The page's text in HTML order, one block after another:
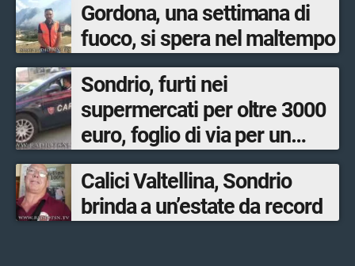
Gordona, una settimana di
fuoco, si spera nel maltempo
Sondrio, furti nei
supermercati per oltre 3000
euro, foglio di via per un
ventinovenne
Calici Valtellina, Sondrio
brinda a un’estate da record